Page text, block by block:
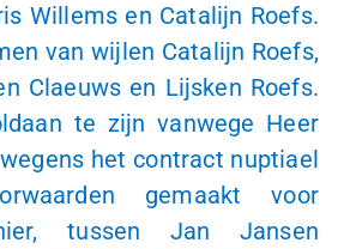
Willems en Catalijn Roefs.
van wijlen Catalijn Roefs,
Claeuws en Lijsken Roefs.
te zijn vanwege Heer
het contract nuptiael
gemaakt voor
tussen Jan Jansen